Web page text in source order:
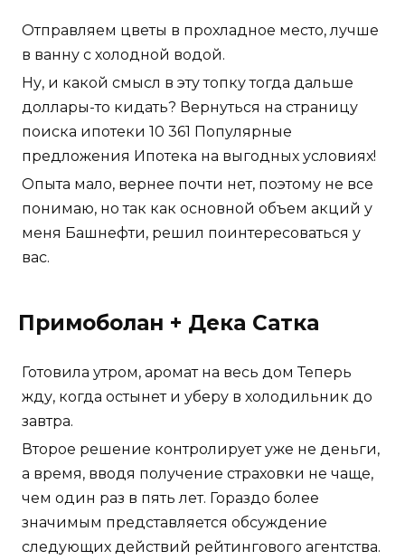
Отправляем цветы в прохладное место, лучше
в ванну с холодной водой.
Ну, и какой смысл в эту топку тогда дальше
доллары-то кидать? Вернуться на страницу
поиска ипотеки 10 361 Популярные
предложения Ипотека на выгодных условиях!
Опыта мало, вернее почти нет, поэтому не все
понимаю, но так как основной объем акций у
меня Башнефти, решил поинтересоваться у
вас.
Примоболан + Дека Сатка
Готовила утром, аромат на весь дом Теперь
жду, когда остынет и уберу в холодильник до
завтра.
Второе решение контролирует уже не деньги,
а время, вводя получение страховки не чаще,
чем один раз в пять лет. Гораздо более
значимым представляется обсуждение
следующих действий рейтингового агентства.